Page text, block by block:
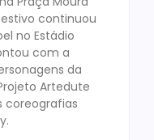
continuou
no Estádio
com a
da
Artedute
coreografias